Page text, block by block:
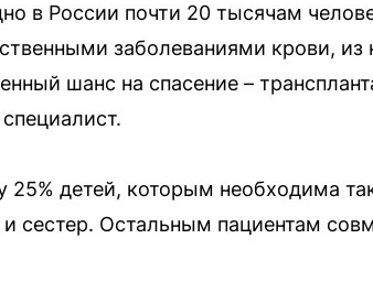
в России почти 20 тысячам
заболеваниями крови,
шанс на спасение –
25% детей, которым необходима
и сестер. Остальным пациентам